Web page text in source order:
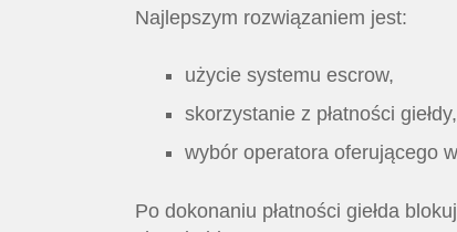
Najlepszym rozwiązaniem jest:
użycie systemu escrow,
skorzystanie z płatności giełdy,
wybór operatora oferującego
Po dokonaniu płatności giełda